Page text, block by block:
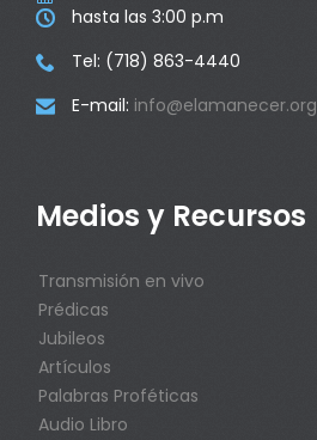
 hasta las 3:00 p.m
 Tel: (718) 863-4440
 E-mail: info@elamanecer.org
Medios y Recursos
Transmisión en vivo
Prédicas
Jubileos
Artículos
Palabras Proféticas
Audio Libro